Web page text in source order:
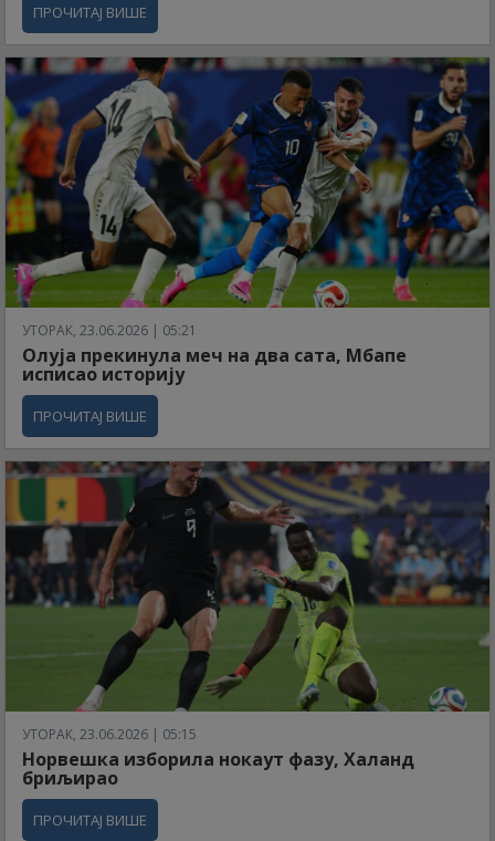
ПРОЧИТАЈ ВИШЕ
УТОРАК, 23.06.2026 | 05:21
Олуја прекинула меч на два сата, Мбапе
исписао историју
ПРОЧИТАЈ ВИШЕ
УТОРАК, 23.06.2026 | 05:15
Норвешка изборила нокаут фазу, Халанд
бриљирао
ПРОЧИТАЈ ВИШЕ